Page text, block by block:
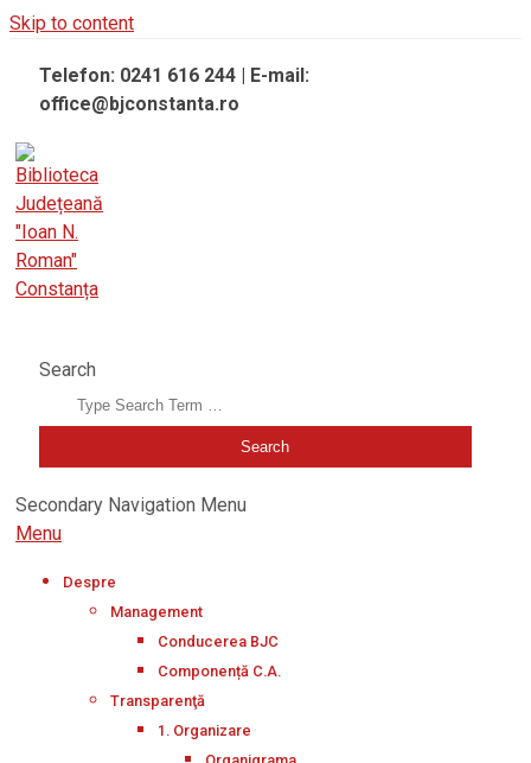
Skip to content
Telefon: 0241 616 244 | E-mail:
office@bjconstanta.ro
Search
Secondary Navigation Menu
Menu
Despre
Management
Conducerea BJC
Componență C.A.
Transparenţă
1. Organizare